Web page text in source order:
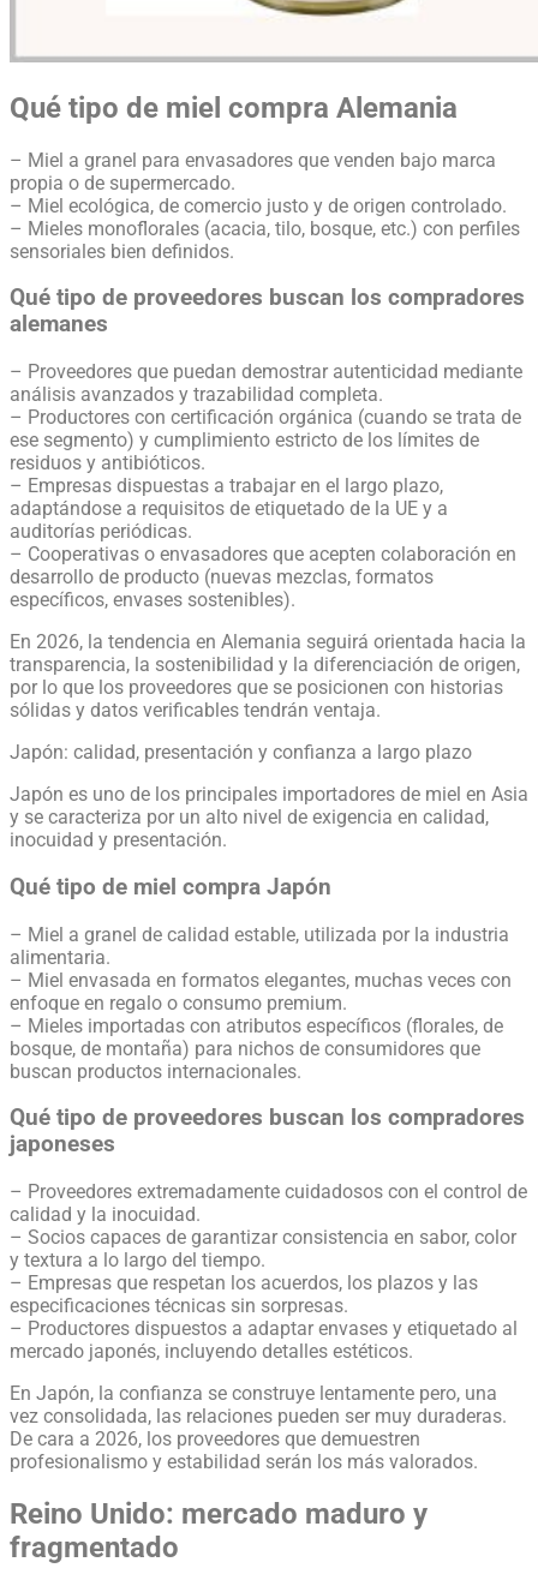
Qué tipo de miel compra Alemania
– Miel a granel para envasadores que venden bajo marca
propia o de supermercado.
– Miel ecológica, de comercio justo y de origen controlado.
– Mieles monoflorales (acacia, tilo, bosque, etc.) con perfiles
sensoriales bien definidos.
Qué tipo de proveedores buscan los compradores
alemanes
– Proveedores que puedan demostrar autenticidad mediante
análisis avanzados y trazabilidad completa.
– Productores con certificación orgánica (cuando se trata de
ese segmento) y cumplimiento estricto de los límites de
residuos y antibióticos.
– Empresas dispuestas a trabajar en el largo plazo,
adaptándose a requisitos de etiquetado de la UE y a
auditorías periódicas.
– Cooperativas o envasadores que acepten colaboración en
desarrollo de producto (nuevas mezclas, formatos
específicos, envases sostenibles).
En 2026, la tendencia en Alemania seguirá orientada hacia la
transparencia, la sostenibilidad y la diferenciación de origen,
por lo que los proveedores que se posicionen con historias
sólidas y datos verificables tendrán ventaja.
Japón: calidad, presentación y confianza a largo plazo
Japón es uno de los principales importadores de miel en Asia
y se caracteriza por un alto nivel de exigencia en calidad,
inocuidad y presentación.
Qué tipo de miel compra Japón
– Miel a granel de calidad estable, utilizada por la industria
alimentaria.
– Miel envasada en formatos elegantes, muchas veces con
enfoque en regalo o consumo premium.
– Mieles importadas con atributos específicos (florales, de
bosque, de montaña) para nichos de consumidores que
buscan productos internacionales.
Qué tipo de proveedores buscan los compradores
japoneses
– Proveedores extremadamente cuidadosos con el control de
calidad y la inocuidad.
– Socios capaces de garantizar consistencia en sabor, color
y textura a lo largo del tiempo.
– Empresas que respetan los acuerdos, los plazos y las
especificaciones técnicas sin sorpresas.
– Productores dispuestos a adaptar envases y etiquetado al
mercado japonés, incluyendo detalles estéticos.
En Japón, la confianza se construye lentamente pero, una
vez consolidada, las relaciones pueden ser muy duraderas.
De cara a 2026, los proveedores que demuestren
profesionalismo y estabilidad serán los más valorados.
Reino Unido: mercado maduro y
fragmentado